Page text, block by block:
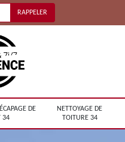
DE
34
NETTOYAGE DE
TOITURE 34